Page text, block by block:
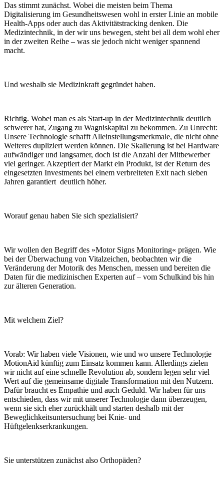
Das stimmt zunächst. Wobei die meisten beim Thema
Digitalisierung im Gesundheitswesen wohl in erster Linie an mobile
Health-Apps oder auch das Aktivitätstracking denken. Die
Medizintechnik, in der wir uns bewegen, steht bei all dem wohl eher
in der zweiten Reihe – was sie jedoch nicht weniger spannend
macht.
Und weshalb sie Medizinkraft gegründet haben.
Richtig. Wobei man es als Start-up in der Medizintechnik deutlich
schwerer hat, Zugang zu Wagniskapital zu bekommen. Zu Unrecht:
Unsere Technologie schafft Alleinstellungsmerkmale, die nicht ohne
Weiteres dupliziert werden können. Die Skalierung ist bei Hardware
aufwändiger und langsamer, doch ist die Anzahl der Mitbewerber
viel geringer. Akzeptiert der Markt ein Produkt, ist der Return des
eingesetzten Investments bei einem verbreiteten Exit nach sieben
Jahren garantiert deutlich höher.
Worauf genau haben Sie sich spezialisiert?
Wir wollen den Begriff des »Motor Signs Monitoring« prägen. Wie
bei der Überwachung von Vitalzeichen, beobachten wir die
Veränderung der Motorik des Menschen, messen und bereiten die
Daten für die medizinischen Experten auf – vom Schulkind bis hin
zur älteren Generation.
Mit welchem Ziel?
Vorab: Wir haben viele Visionen, wie und wo unsere Technologie
MotionAid künftig zum Einsatz kommen kann. Allerdings zielen
wir nicht auf eine schnelle Revolution ab, sondern legen sehr viel
Wert auf die gemeinsame digitale Transformation mit den Nutzern.
Dafür braucht es Empathie und auch Geduld. Wir haben für uns
entschieden, dass wir mit unserer Technologie dann überzeugen,
wenn sie sich eher zurückhält und starten deshalb mit der
Beweglichkeitsuntersuchung bei Knie- und
Hüftgelenkserkrankungen.
Sie unterstützen zunächst also Orthopäden?